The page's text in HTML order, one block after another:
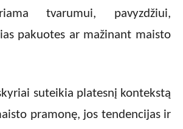
tvarumui, pavyzdžiui,
pakuotes ar mažinant maisto
suteikia platesnį kontekstą
pramonę, jos tendencijas ir